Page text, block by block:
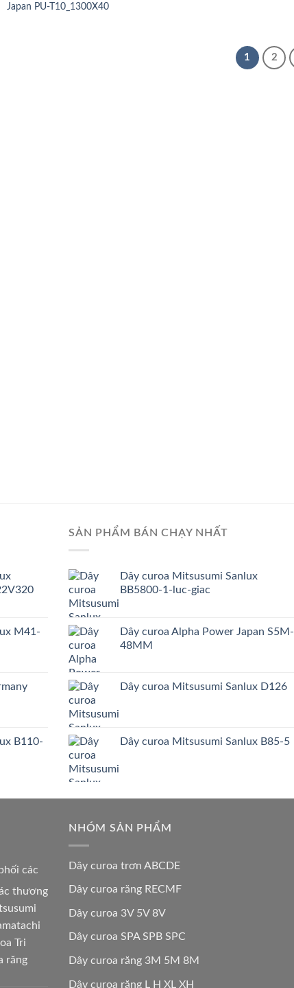
Japan PU-T10_1300X40
1 2
M41-
B110-
SẢN PHẨM BÁN CHẠY NHẤT
Dây curoa Mitsusumi Sanlux
BB5800-1-luc-giac
Dây curoa Alpha Power Japan S5M-
48MM
Dây curoa Mitsusumi Sanlux D126
Dây curoa Mitsusumi Sanlux B85-5
các
thương
Tri
răng
NHÓM SẢN PHẨM
Dây curoa trơn ABCDE
Dây curoa răng RECMF
Dây curoa 3V 5V 8V
Dây curoa SPA SPB SPC
Dây curoa răng 3M 5M 8M
Dây curoa răng L H XL XH